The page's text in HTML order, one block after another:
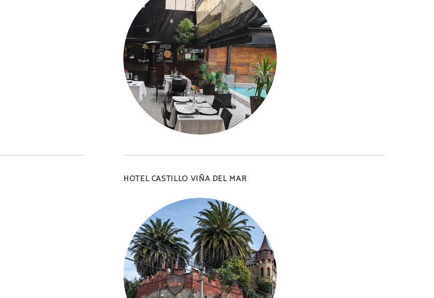
HOTEL CASTILLO VIÑA DEL MAR
UNA SEMANA CON
NOSOTROS
Alójate 7 noches con nosotros y disfruta de un 15% de
descuento. Oferta no reembolsable.
RESERVAR